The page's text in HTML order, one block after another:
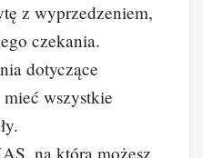
z wyprzedzeniem,
czekania.
dotyczące
wszystkie
na którą możesz